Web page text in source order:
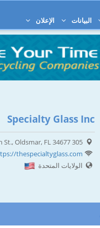
البيانات الإعلان
Specialty Glass Inc
305 Marlborough St., Oldsmar, FL 34677
thespecialtyglass.com
الولايات المتحدة